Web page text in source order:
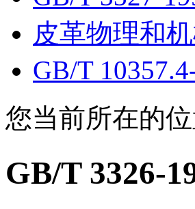
皮革物理和
GB/T
您当前所在的位
GB/T 3326-